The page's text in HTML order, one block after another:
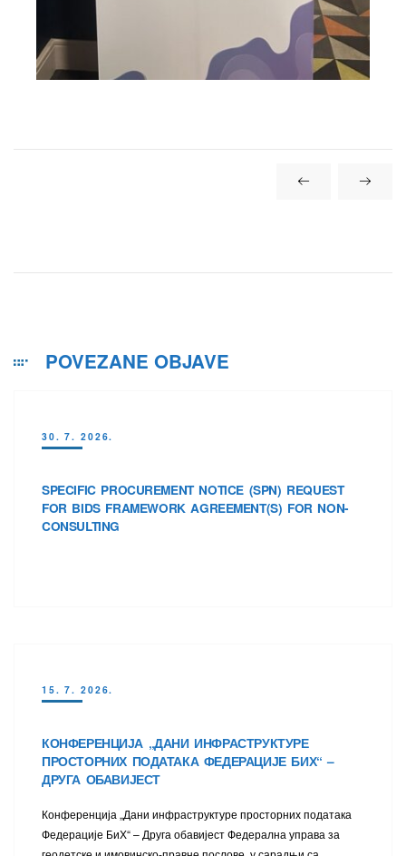
POVEZANE OBJAVE
30. 7. 2026.
SPECIFIC PROCUREMENT NOTICE (SPN) REQUEST
FOR BIDS FRAMEWORK AGREEMENT(S) FOR NON-
CONSULTING
15. 7. 2026.
КОНФЕРЕНЦИЈА „ДАНИ ИНФРАСТРУКТУРЕ
ПРОСТОРНИХ ПОДАТАКА ФЕДЕРАЦИЈЕ БИХ“ –
ДРУГА ОБАВИЈЕСТ
Конференција „Дани инфраструктуре просторних података
Федерације БиХ“ – Друга обавијест Федерална управа за